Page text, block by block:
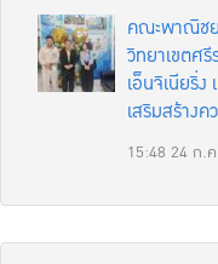
คณะพาณิชย
วิทยาเขตศ
เอ็นจิเนียริ่
เสริมสร้าง
15:48 24 ก.